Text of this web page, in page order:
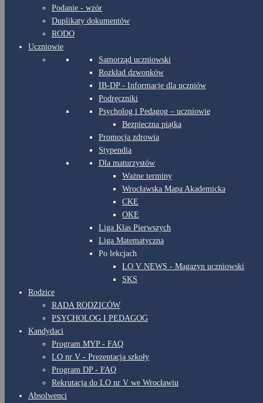
Podanie - wzór
Duplikaty dokumentów
RODO
Uczniowie
Samorząd uczniowski
Rozkład dzwonków
IB-DP - Informacje dla uczniów
Podręczniki
Psycholog i Pedagog – uczniowie
Bezpieczna piątka
Promocja zdrowia
Stypendia
Dla maturzystów
Ważne terminy
Wrocławska Mapa Akademicka
CKE
OKE
Liga Klas Pierwszych
Liga Matematyczna
Po lekcjach
LO V NEWS - Magazyn uczniowski
SKS
Rodzice
RADA RODZICÓW
PSYCHOLOG I PEDAGOG
Kandydaci
Program MYP - FAQ
LO nr V - Prezentacja szkoły
Program DP - FAQ
Rekrutacja do LO nr V we Wrocławiu
Absolwenci